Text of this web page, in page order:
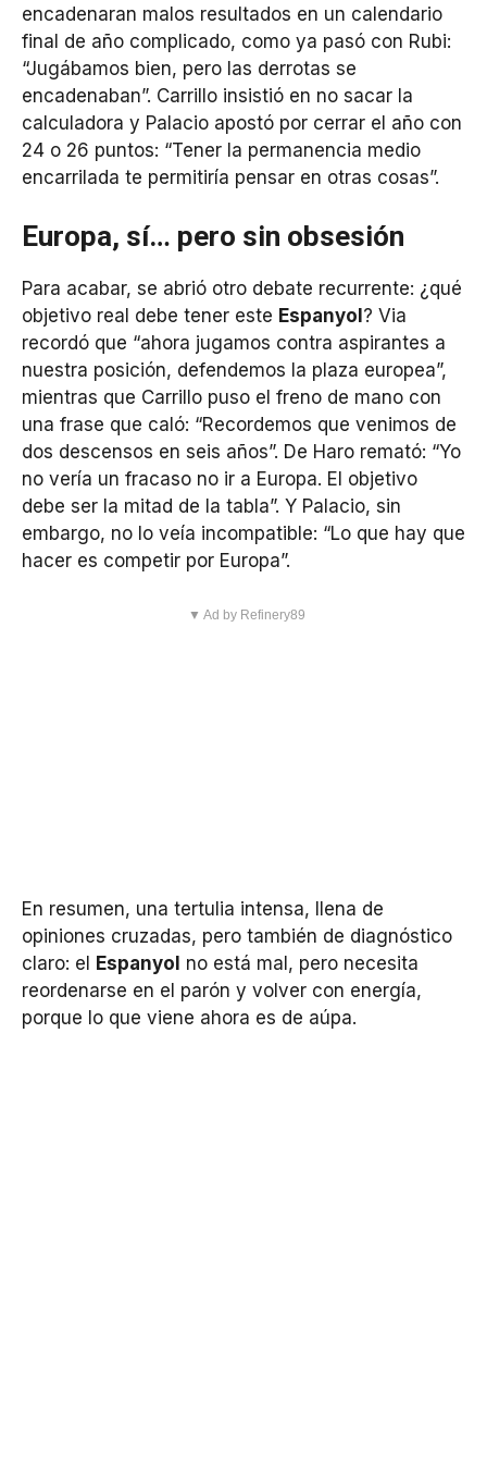
encadenaran malos resultados en un calendario
final de año complicado, como ya pasó con Rubi:
“Jugábamos bien, pero las derrotas se
encadenaban”. Carrillo insistió en no sacar la
calculadora y Palacio apostó por cerrar el año con
24 o 26 puntos: “Tener la permanencia medio
encarrilada te permitiría pensar en otras cosas”.
Europa, sí… pero sin obsesión
Para acabar, se abrió otro debate recurrente: ¿qué
objetivo real debe tener este Espanyol? Via
recordó que “ahora jugamos contra aspirantes a
nuestra posición, defendemos la plaza europea”,
mientras que Carrillo puso el freno de mano con
una frase que caló: “Recordemos que venimos de
dos descensos en seis años”. De Haro remató: “Yo
no vería un fracaso no ir a Europa. El objetivo
debe ser la mitad de la tabla”. Y Palacio, sin
embargo, no lo veía incompatible: “Lo que hay que
hacer es competir por Europa”.
▼ Ad by Refinery89
En resumen, una tertulia intensa, llena de
opiniones cruzadas, pero también de diagnóstico
claro: el
Espanyol no está mal, pero necesita
reordenarse en el parón y volver con energía,
porque lo que viene ahora es de aúpa.